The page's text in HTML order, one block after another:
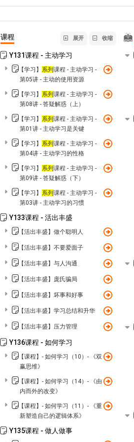
课程 展开 收缩
Y131课程 - 主动学习
【学习】 系列课程 - 主动学习 -
第05讲 - 主动的使用资源
【学习】 系列课程 - 主动学习 -
第08讲 - 答疑解惑（上）
【学习】 系列课程 - 主动学习 -
第01讲 - 主动学习是关键
【学习】 系列课程 - 主动学习 -
第04讲 - 主动学习的性格
【学习】 系列课程 - 主动学习 -
第09讲 - 答疑解惑（下）
【学习】 系列课程 - 主动学习 -
第03讲 - 主动学习的习惯
Y133课程 - 活出丰盛
【活出丰盛】做个聪明人
【活出丰盛】不要爱面子
【活出丰盛】与人沟通
【活出丰盛】庞氏骗局
【活出丰盛】坏事和好事
【活出丰盛】学习总结和升华
【活出丰盛】压力管理
Y136课程 - 如何学习
【课程】- 如何学习（10）- 《双
赢思维》
【课程】- 如何学习（14）- 《由
内而外的改变》
【课程】- 如何学习（11）- 《重
新塑造自己的逻辑体系》
Y135课程 - 做人做事